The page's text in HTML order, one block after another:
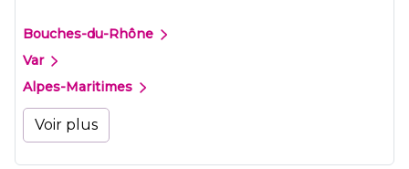
Bouches-du-Rhône
Var
Alpes-Maritimes
Voir plus